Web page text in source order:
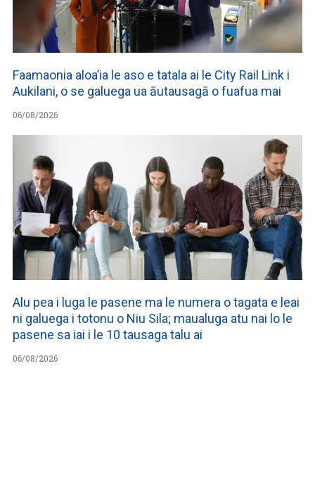
Faamaonia aloa’ia le aso e tatala ai le City Rail Link i
Aukilani, o se galuega ua āutausagā o fuafua mai
06/08/2026
Alu pea i luga le pasene ma le numera o tagata e leai
ni galuega i totonu o Niu Sila; maualuga atu nai lo le
pasene sa iai i le 10 tausaga talu ai
06/08/2026